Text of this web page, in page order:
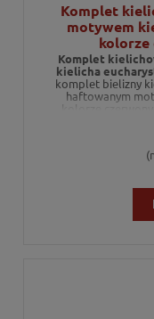
Komplet
motywem
kolorze
Komplet
kielicha
komplet bielizny
haftowanym
kolorze